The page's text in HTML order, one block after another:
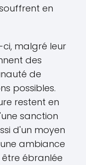
en
ci, malgré leur
des
de
possibles.
restent en
sanction
d'un moyen
ambiance
ébranlée